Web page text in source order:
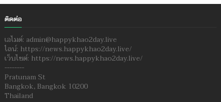
ติดต่อ
เอไมด์: admin@happykhao2day.live
ไลน์: https://news.happykhao2day.live/
เว็บไซต์: https://news.happykhao2day.live/
--------
Pratunam St
Bangkok, Bangkok 10200
Thailand